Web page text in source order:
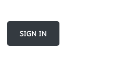
SIGN IN